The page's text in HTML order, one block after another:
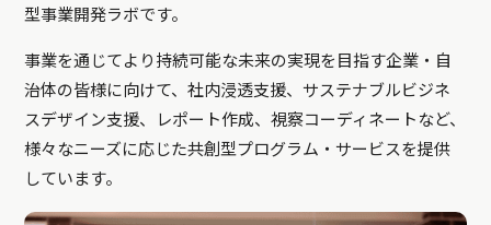
型事業開発ラボです。
事業を通じてより持続可能な未来の実現を目指す企業・自
治体の皆様に向けて、社内浸透支援、サステナブルビジネ
スデザイン支援、レポート作成、視察コーディネートなど、
様々なニーズに応じた共創型プログラム・サービスを提供
しています。